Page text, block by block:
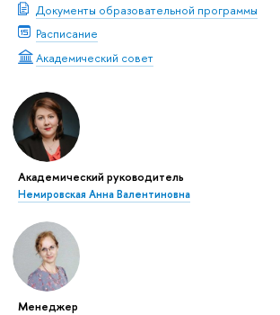
Документы образовательной программы
Расписание
Академический совет
Академический руководитель
Немировская Анна Валентиновна
Менеджер